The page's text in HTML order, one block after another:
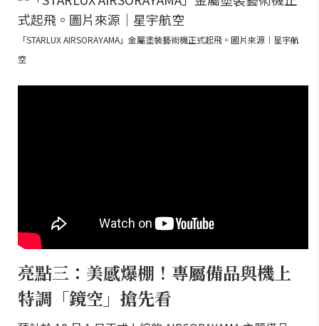
「STARLUX AIRSORAYAMA」金屬塗裝藝術機正式起飛。圖片來源｜星宇航
空
亮點三：美感爆棚！專屬備品與機上
特調「鏡空」搶先看